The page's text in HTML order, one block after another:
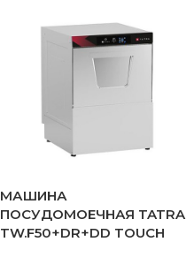
МАШИНА
ПОСУДОМОЕЧНАЯ TATRA
TW.F50+DR+DD TOUCH